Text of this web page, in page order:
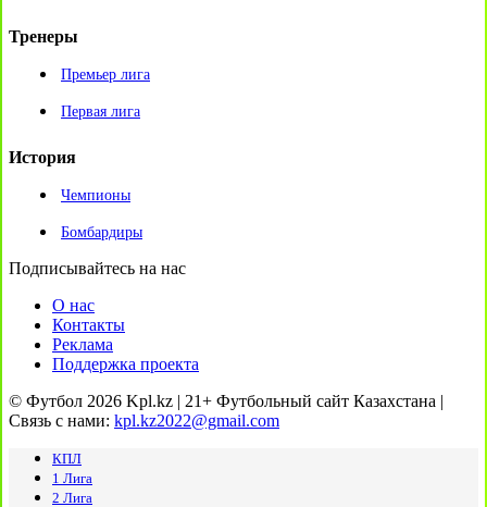
Тренеры
Премьер лига
Первая лига
История
Чемпионы
Бомбардиры
Подписывайтесь на нас
О нас
Контакты
Реклама
Поддержка проекта
© Футбол 2026 Kpl.kz | 21+ Футбольный сайт Казахстана |
Связь с нами: kpl.kz2022@gmail.com
КПЛ
1 Лига
2 Лига